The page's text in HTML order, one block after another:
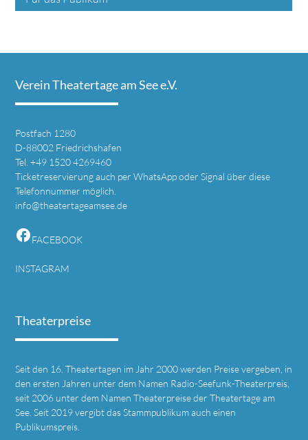
Verein Theatertage am See e.V.
Postfach 1280
D-88002 Friedrichshafen
Tel. +49 1520 4269460
Ticketreservierung auch per WhatsApp oder Signal über diese
Telefonnummer möglich.
info@theatertageamsee.de
facebookFACEBOOK
INSTAGRAM
Theaterpreise
Seit den 16. Theatertagen im Jahr 2000 werden Preise vergeben, in
den ersten Jahren unter dem Namen Radio-Seefunk-Theaterpreis,
seit 2006 unter dem Namen Theaterpreise der Theatertage am
See. Seit 2019 vergibt das Stammpublikum auch einen
Publikumspreis.